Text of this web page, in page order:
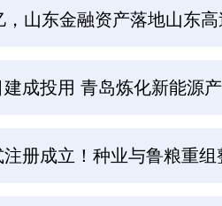
，山东金融资产落地山东
建成投用 青岛炼化新能源
注册成立！种业与鲁粮重